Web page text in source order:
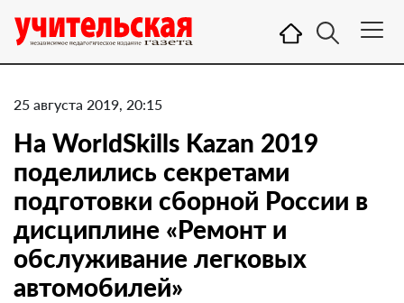
25 августа 2019, 20:15
На WorldSkills Kazan 2019
поделились секретами
подготовки сборной России в
дисциплине «Ремонт и
обслуживание легковых
автомобилей»